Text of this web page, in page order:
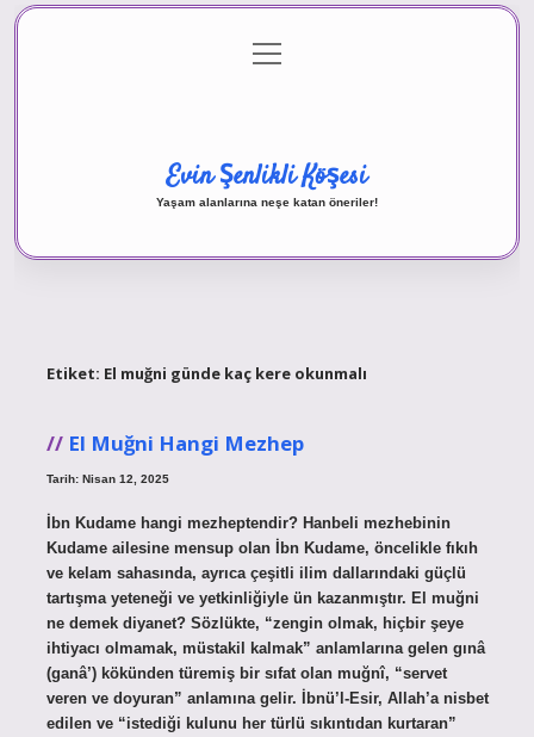
Gizlilik Politikası
menüyü
aç
Evin Şenlikli Köşesi
Yaşam alanlarına neşe katan öneriler!
Etiket: El muğni günde kaç kere okunmalı
El Muğni Hangi Mezhep
Tarih: Nisan 12, 2025
İbn Kudame hangi mezheptendir? Hanbeli mezhebinin
Kudame ailesine mensup olan İbn Kudame, öncelikle fıkıh
ve kelam sahasında, ayrıca çeşitli ilim dallarındaki güçlü
tartışma yeteneği ve yetkinliğiyle ün kazanmıştır. El muğni
ne demek diyanet? Sözlükte, “zengin olmak, hiçbir şeye
ihtiyacı olmamak, müstakil kalmak” anlamlarına gelen gınâ
(ganâ’) kökünden türemiş bir sıfat olan muğnî, “servet
veren ve doyuran” anlamına gelir. İbnü’l-Esir, Allah’a nisbet
edilen ve “istediği kulunu her türlü sıkıntıdan kurtaran”